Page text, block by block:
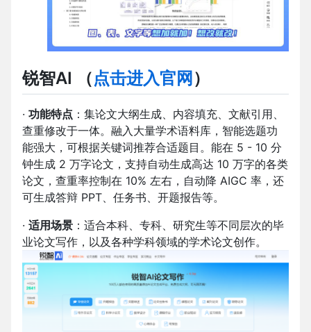
锐智AI （点击进入官网 ）
· 功能特点 ：集论文大纲生成、内容填充、文献引用、
查重修改于一体。融入大量学术语料库，智能选题功
能强大，可根据关键词推荐合适题目。能在 5 - 10 分
钟生成 2 万字论文，支持自动生成高达 10 万字的各类
论文，查重率控制在 10% 左右，自动降 AIGC 率，还
可生成答辩 PPT、任务书、开题报告等。
· 适用场景 ：适合本科、专科、研究生等不同层次的毕
业论文写作，以及各种学科领域的学术论文创作。